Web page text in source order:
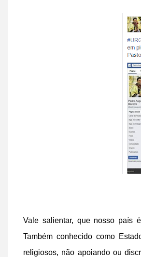
Vale salientar, que nosso país
Também conhecido como
religiosos, não apoiando ou